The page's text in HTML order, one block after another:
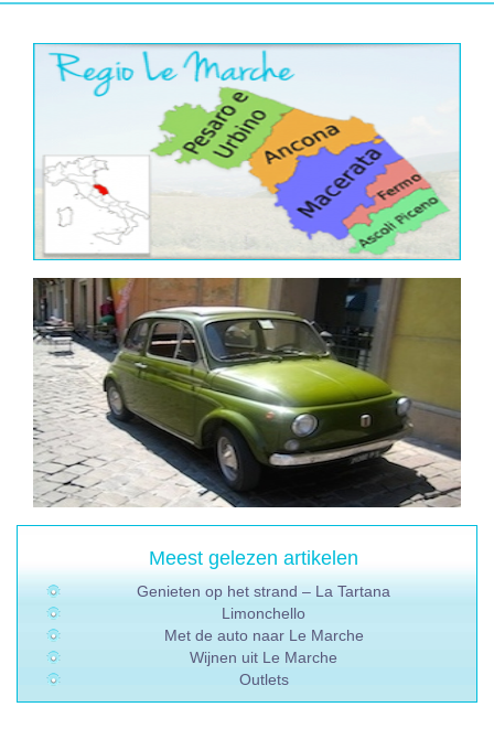
Meest gelezen artikelen
Genieten op het strand – La Tartana
Limonchello
Met de auto naar Le Marche
Wijnen uit Le Marche
Outlets